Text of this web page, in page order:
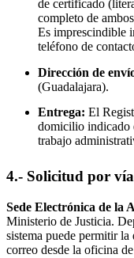
de certificado
completo de
Es imprescindible
teléfono de
Dirección de
(Guadalajara).
Entrega: El
domicilio indicado
trabajo
4.- Solicitud por
Sede Electrónica de la
Ministerio de Justicia.
sistema puede permitir
correo desde la oficina de